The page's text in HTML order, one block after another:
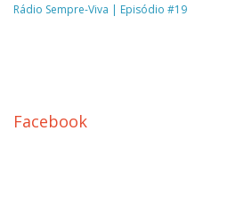
Rádio Sempre-Viva | Episódio #19
Facebook